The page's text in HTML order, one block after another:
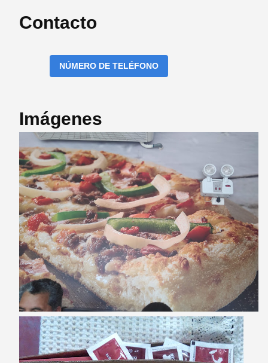
Contacto
NÚMERO DE TELÉFONO
Imágenes